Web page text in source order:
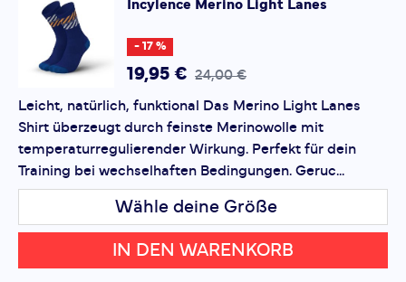
Pflichtfelder
Bewertung hinzufügen
Dieses Formular ist durch reCAPTCHA geschützt – es gelten
die DatenschutzbestimmungenundNutzungsbedingungen
von Google.
Incylence Merino Light Lanes
- 17 %
19,95 € 24,00 €
Leicht, natürlich, funktional Das Merino Light Lanes
Shirt überzeugt durch feinste Merinowolle mit
temperaturregulierender Wirkung. Perfekt für dein
Training bei wechselhaften Bedingungen. Geruc...
Wähle deine Größe
IN DEN WARENKORB